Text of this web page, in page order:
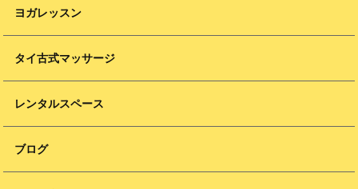
ヨガレッスン
タイ古式マッサージ
レンタルスペース
ブログ